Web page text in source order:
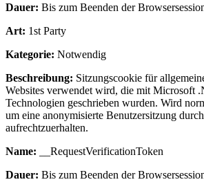
Dauer: Bis zum Beenden der
Art: 1st Party
Kategorie: Notwendig
Beschreibung: Sitzungscookie für
Websites verwendet wird, die mit Microsoft
Technologien geschrieben wurden. Wird
um eine anonymisierte Benutzersitzung
aufrechtzuerhalten.
Name: __RequestVerificationToken
Dauer: Bis zum Beenden der